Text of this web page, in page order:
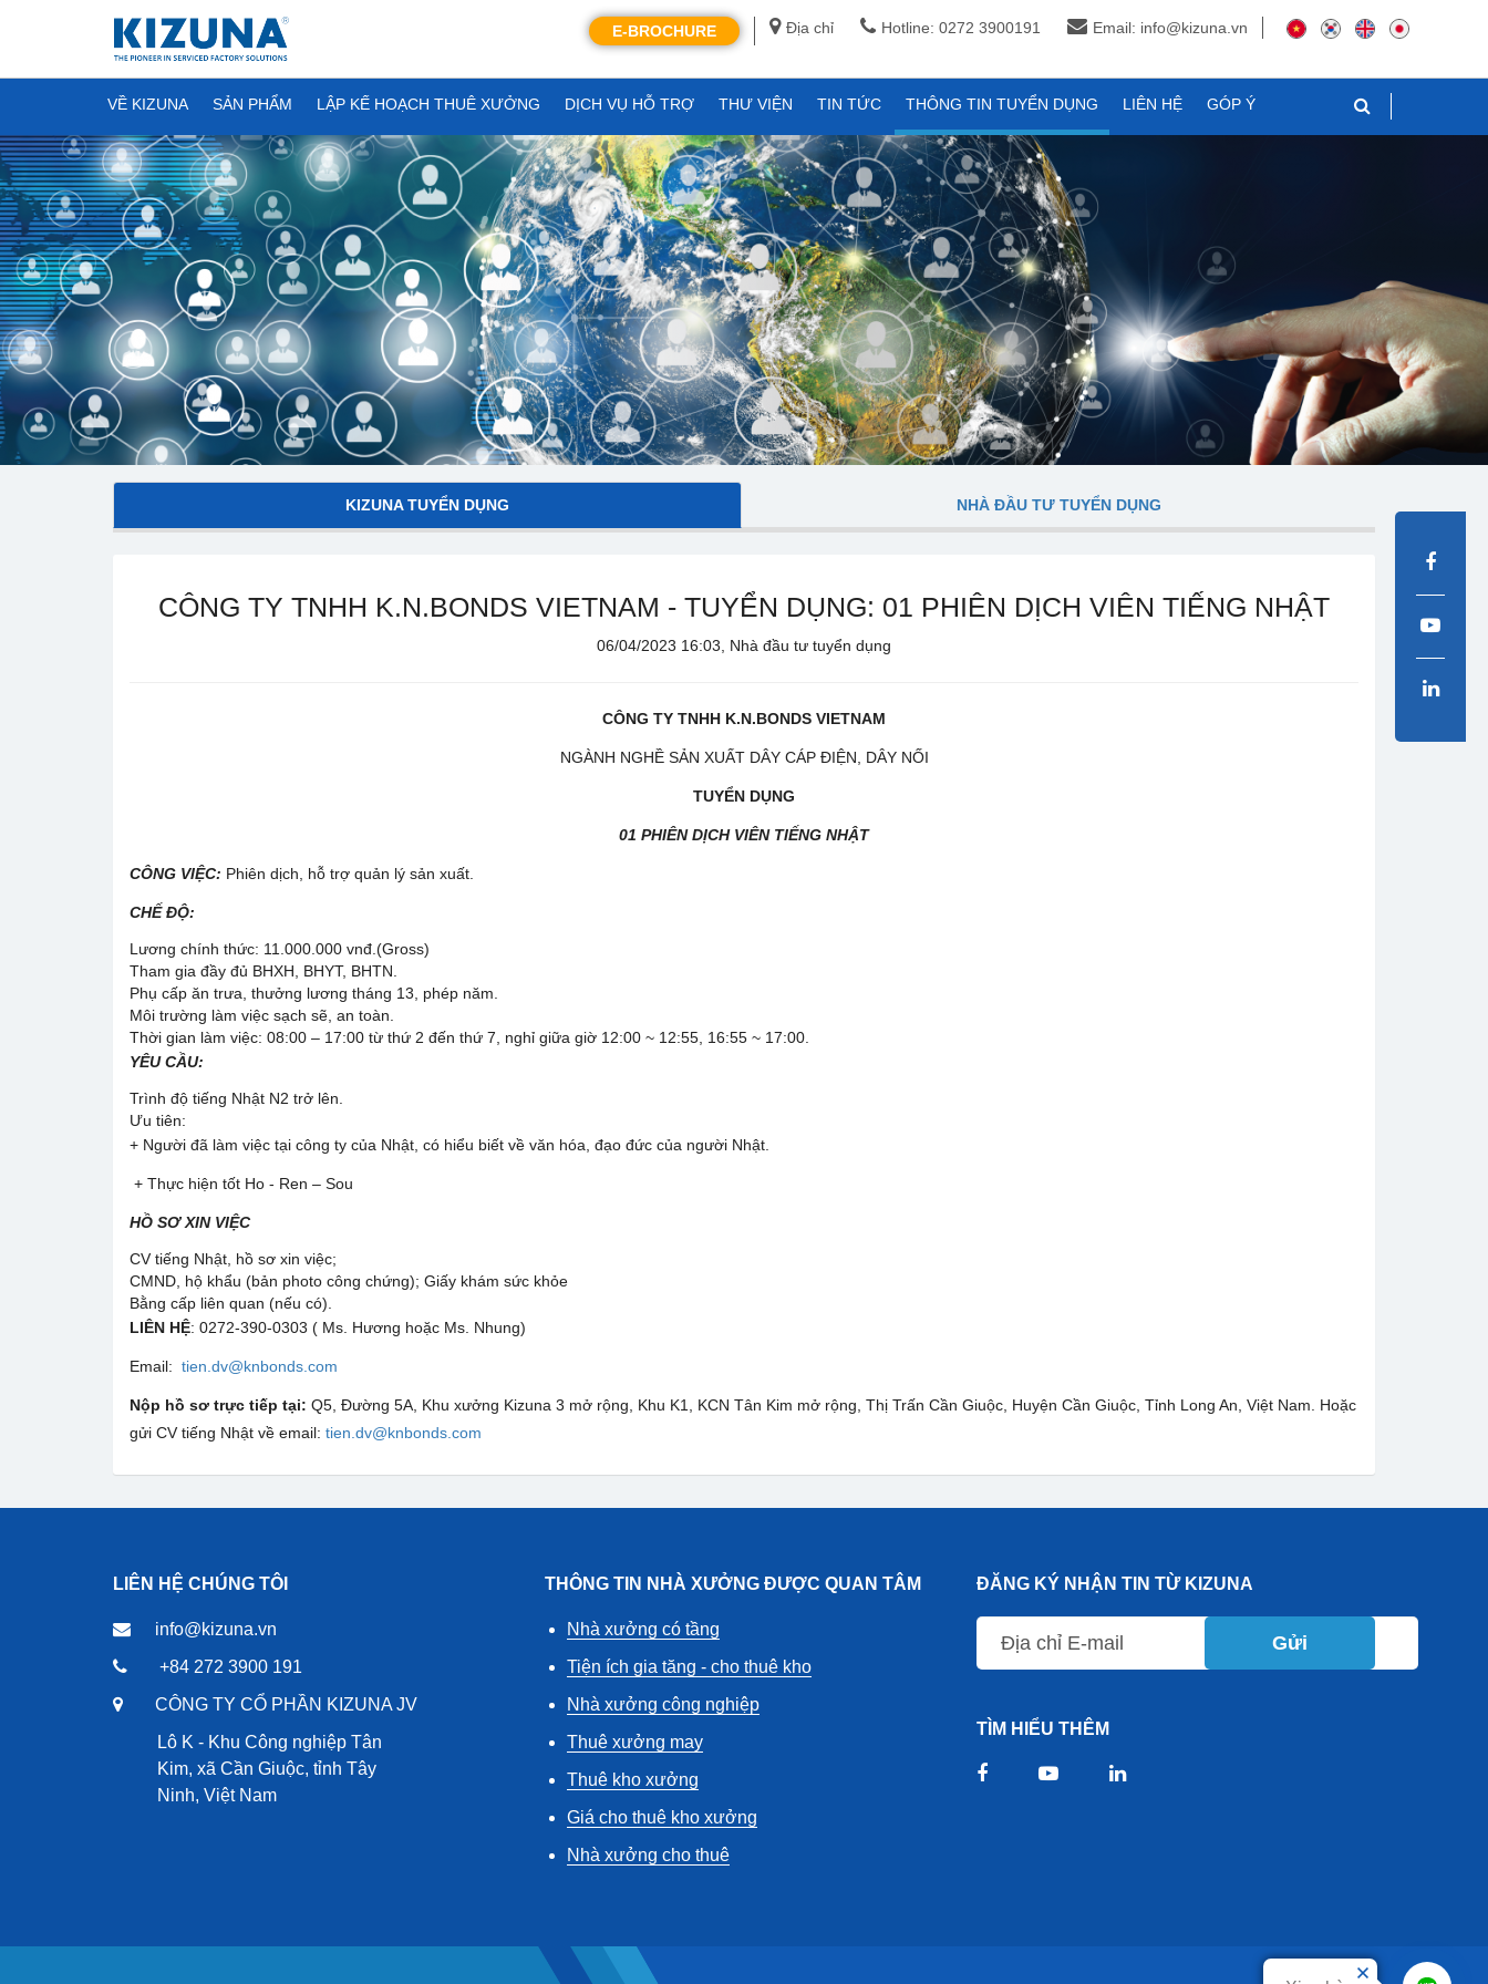
Địa chỉ Hotline: 0272 3900191 Email: info@kizuna.vn
E-BROCHURE
VỀ KIZUNA SẢN PHẨM LẬP KẾ HOẠCH THUÊ XƯỞNG DỊCH VỤ HỖ TRỢ THƯ VIỆN TIN TỨC THÔNG TIN TUYỂN DỤNG LIÊN HỆ GÓP Ý
KIZUNA TUYỂN DỤNG NHÀ ĐẦU TƯ TUYỂN DỤNG
CÔNG TY TNHH K.N.BONDS VIETNAM - TUYỂN DỤNG: 01 PHIÊN DỊCH VIÊN TIẾNG NHẬT
06/04/2023 16:03, Nhà đầu tư tuyển dụng
CÔNG TY TNHH K.N.BONDS VIETNAM
NGÀNH NGHỀ SẢN XUẤT DÂY CÁP ĐIỆN, DÂY NỐI
TUYỂN DỤNG
01 PHIÊN DỊCH VIÊN TIẾNG NHẬT
CÔNG VIỆC: Phiên dịch, hỗ trợ quản lý sản xuất.
CHẾ ĐỘ:
Lương chính thức: 11.000.000 vnđ.(Gross)
Tham gia đầy đủ BHXH, BHYT, BHTN.
Phụ cấp ăn trưa, thưởng lương tháng 13, phép năm.
Môi trường làm việc sạch sẽ, an toàn.
Thời gian làm việc: 08:00 – 17:00 từ thứ 2 đến thứ 7, nghỉ giữa giờ 12:00 ~ 12:55, 16:55 ~ 17:00.
YÊU CẦU:
Trình độ tiếng Nhật N2 trở lên.
Ưu tiên:
+ Người đã làm việc tại công ty của Nhật, có hiểu biết về văn hóa, đạo đức của người Nhật.
+ Thực hiện tốt Ho - Ren – Sou
HỒ SƠ XIN VIỆC
CV tiếng Nhật, hồ sơ xin việc;
CMND, hộ khẩu (bản photo công chứng); Giấy khám sức khỏe
Bằng cấp liên quan (nếu có).
LIÊN HỆ: 0272-390-0303 ( Ms. Hương hoặc Ms. Nhung)
Email: tien.dv@knbonds.com
Nộp hồ sơ trực tiếp tại: Q5, Đường 5A, Khu xưởng Kizuna 3 mở rộng, Khu K1, KCN Tân Kim mở rộng, Thị Trấn Cần Giuộc, Huyện Cần Giuộc, Tỉnh Long An, Việt Nam. Hoặc
gửi CV tiếng Nhật về email: tien.dv@knbonds.com
LIÊN HỆ CHÚNG TÔI
info@kizuna.vn
+84 272 3900 191
CÔNG TY CỔ PHẦN KIZUNA JV
Lô K - Khu Công nghiệp Tân
Kim, xã Cần Giuộc, tỉnh Tây
Ninh, Việt Nam
THÔNG TIN NHÀ XƯỞNG ĐƯỢC QUAN TÂM
Nhà xưởng có tầng
Tiện ích gia tăng - cho thuê kho
Nhà xưởng công nghiệp
Thuê xưởng may
Thuê kho xưởng
Giá cho thuê kho xưởng
Nhà xưởng cho thuê
ĐĂNG KÝ NHẬN TIN TỪ KIZUNA
Gửi
TÌM HIỂU THÊM